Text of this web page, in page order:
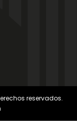
reservados.